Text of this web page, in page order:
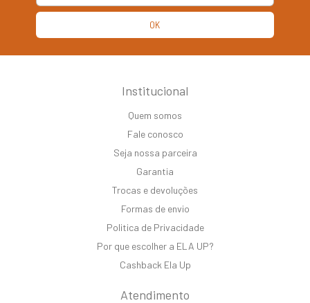
Institucional
Quem somos
Fale conosco
Seja nossa parceira
Garantia
Trocas e devoluções
Formas de envio
Politica de Privacidade
Por que escolher a ELA UP?
Cashback Ela Up
Atendimento